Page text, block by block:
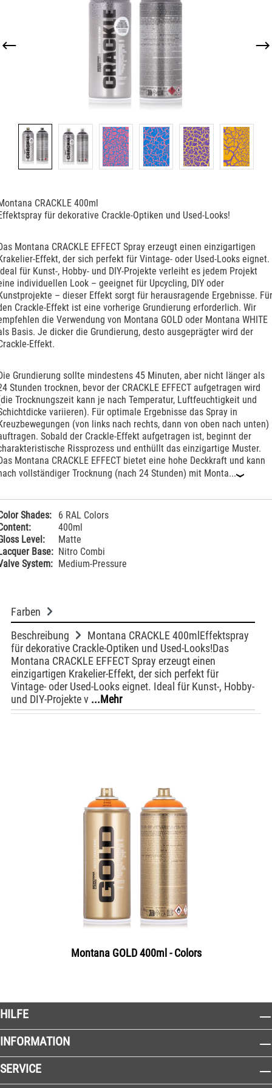
CRACKLE 400ml
für dekorative Crackle-Optiken und Used-Looks!
Montana CRACKLE EFFECT Spray erzeugt einen einzigartigen
Effekt, der sich perfekt für Vintage- oder Used-Looks eignet.
für Kunst-, Hobby- und DIY-Projekte verleiht es jedem Projekt
individuellen Look – geeignet für Upcycling, DIY oder
– dieser Effekt sorgt für herausragende Ergebnisse. Für
Crackle-Effekt ist eine vorherige Grundierung erforderlich. Wir
die Verwendung von Montana GOLD oder Montana WHITE
Basis. Je dicker die Grundierung, desto ausgeprägter wird der
Effekt.
Grundierung sollte mindestens 45 Minuten, aber nicht länger als
Stunden trocknen, bevor der CRACKLE EFFECT aufgetragen wird
Trocknungszeit kann je nach Temperatur, Luftfeuchtigkeit und
variieren). Für optimale Ergebnisse das Spray in
(von links nach rechts, dann von oben nach unten)
Sobald der Crackle-Effekt aufgetragen ist, beginnt der
Rissprozess und enthüllt das einzigartige Muster.
Montana CRACKLE EFFECT bietet eine hohe Deckkraft und kann
vollständiger Trocknung (nach 24 Stunden) mit Monta...‹
Shades:
6 RAL Colors
400ml
Level:
Matte
Base: Nitro Combi
System: Medium-Pressure
Farben
Beschreibung
Montana CRACKLE 400mlEffektspray
für dekorative Crackle-Optiken und Used-Looks!Das
Montana CRACKLE EFFECT Spray erzeugt einen
einzigartigen Krakelier-Effekt, der sich perfekt für
Vintage- oder Used-Looks eignet. Ideal für Kunst-, Hobby-
und DIY-Projekte v ...Mehr
Montana GOLD 400ml - Colors
HILFE
INFORMATION
SERVICE